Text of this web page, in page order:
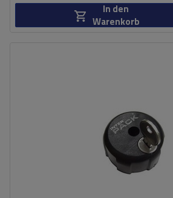
In den
Warenkorb